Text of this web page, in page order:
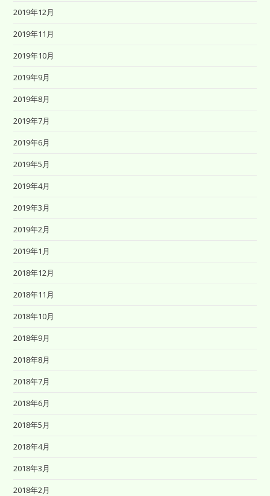
2019年12月
2019年11月
2019年10月
2019年9月
2019年8月
2019年7月
2019年6月
2019年5月
2019年4月
2019年3月
2019年2月
2019年1月
2018年12月
2018年11月
2018年10月
2018年9月
2018年8月
2018年7月
2018年6月
2018年5月
2018年4月
2018年3月
2018年2月